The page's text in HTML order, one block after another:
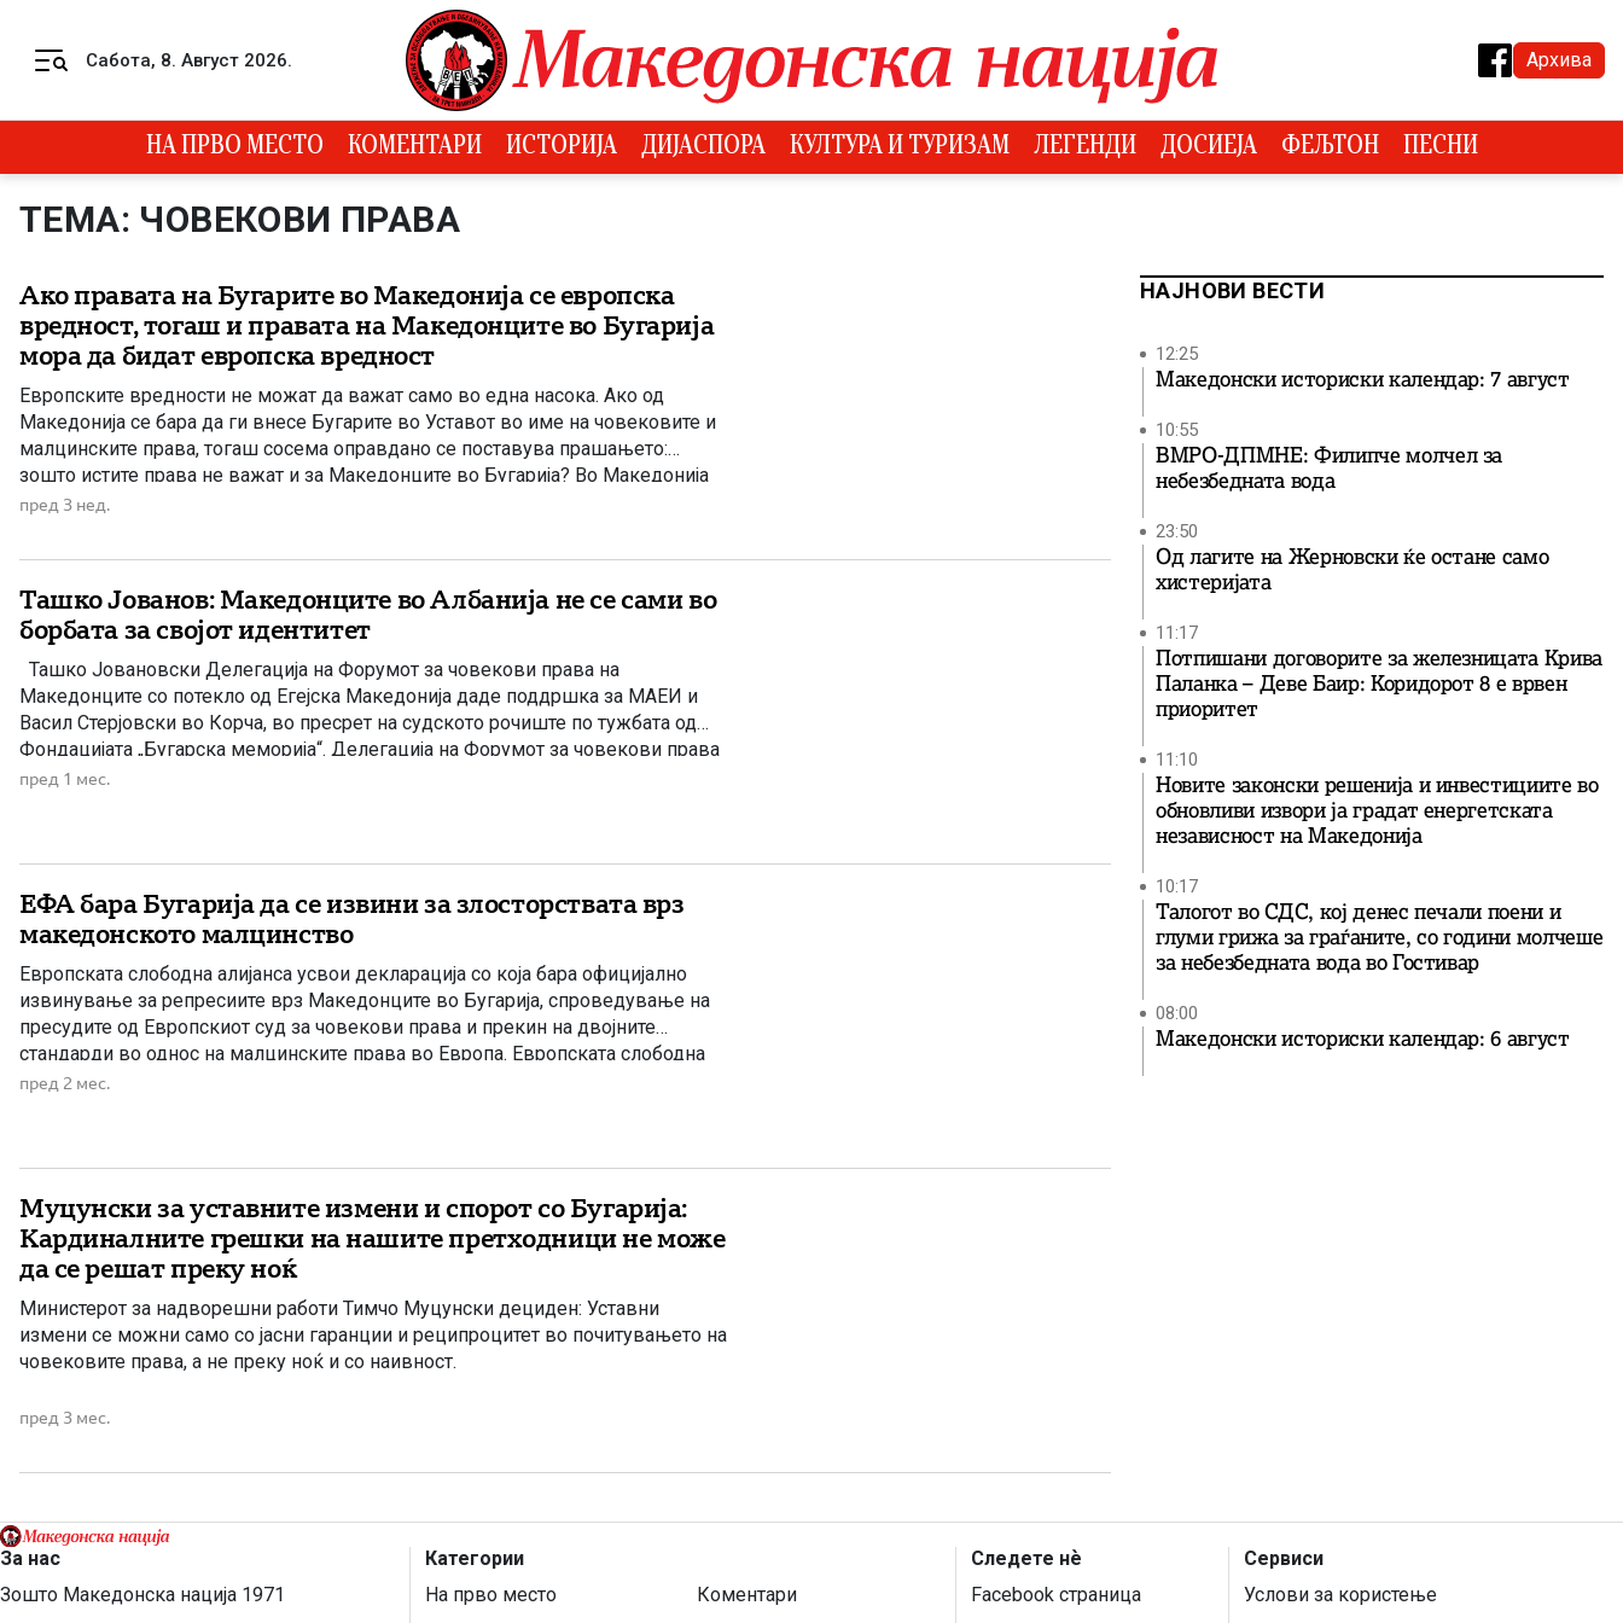
Сабота, 8. Август 2026. Архива
НА ПРВО МЕСТО КОМЕНТАРИ ИСТОРИЈА ДИЈАСПОРА КУЛТУРА И ТУРИЗАМ ЛЕГЕНДИ ДОСИЕЈА ФЕЉТОН ПЕСНИ
ТЕМА: ЧОВЕКОВИ ПРАВА
Ако правата на Бугарите во Македонија се европска
вредност, тогаш и правата на Македонците во Бугарија
мора да бидат европска вредност
Европските вредности не можат да важат само во една насока. Ако од
Македонија се бара да ги внесе Бугарите во Уставот во име на човековите и
малцинските права, тогаш сосема оправдано се поставува прашањето:
зошто истите права не важат и за Македонците во Бугарија? Во Македонија
секој граѓанин може слободно да се изјаснува како Бугарин, […]
пред 3 нед.
Ташко Јованов: Македонците во Албанија не се сами во
борбата за својот идентитет
Ташко Јовановски Делегација на Форумот за човекови права на
Македонците со потекло од Егејска Македонија даде поддршка за МАЕИ и
Васил Стерјовски во Корча, во пресрет на судското рочиште по тужбата од
Фондацијата „Бугарска меморија“. Делегација на Форумот за човекови права
на Македонците со потекло од Егејска Македонија од Скопје престојуваше во
пред 1 мес.
ЕФА бара Бугарија да се извини за злосторствата врз
македонското малцинство
Европската слободна алијанса усвои декларација со која бара официјално
извинување за репресиите врз Македонците во Бугарија, спроведување на
пресудите од Европскиот суд за човекови права и прекин на двојните
стандарди во однос на малцинските права во Европа. Европската слободна
алијанса (European Free Alliance – ЕФА), европска политичка партија која ги
пред 2 мес.
Муцунски за уставните измени и спорот со Бугарија:
Кардиналните грешки на нашите претходници не може
да се решат преку ноќ
Министерот за надворешни работи Тимчо Муцунски дециден: Уставни
измени се можни само со јасни гаранции и реципроцитет во почитувањето на
човековите права, а не преку ноќ и со наивност.
пред 3 мес.
НАЈНОВИ ВЕСТИ
12:25
Македонски историски календар: 7 август
10:55
ВМРО-ДПМНЕ: Филипче молчел за
небезбедната вода
23:50
Од лагите на Жерновски ќе остане само
хистеријата
11:17
Потпишани договорите за железницата Крива
Паланка – Деве Баир: Коридорот 8 е врвен
приоритет
11:10
Новите законски решенија и инвестициите во
обновливи извори ја градат енергетската
независност на Македонија
10:17
Талогот во СДС, кој денес печали поени и
глуми грижа за граѓаните, со години молчеше
за небезбедната вода во Гостивар
08:00
Македонски историски календар: 6 август
За нас
Зошто Македонска нација 1971
Категории
На прво место
Коментари
Следете нѐ
Facebook страница
Сервиси
Услови за користење